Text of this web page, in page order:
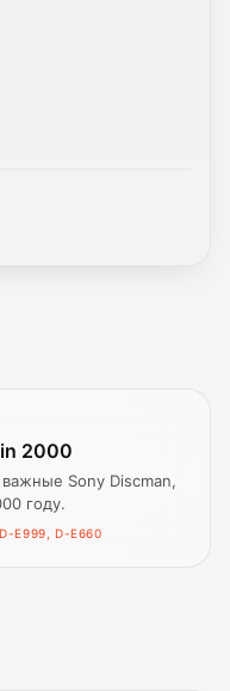
2000
Sony Discman,
году.
E999, D-E660